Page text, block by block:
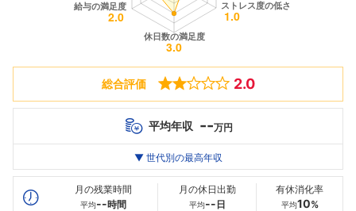
総合評価 2.0
平均年収 --万円
最高年収
20代
--万
30代
--万
--万
▼ 世代別の最高年収
月の残業時間
平均--時間
月の休日出勤
平均-- 日
有休消化率
平均10%